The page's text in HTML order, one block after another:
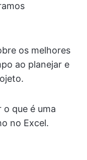
os melhores
ao planejar e
que é uma
no Excel.